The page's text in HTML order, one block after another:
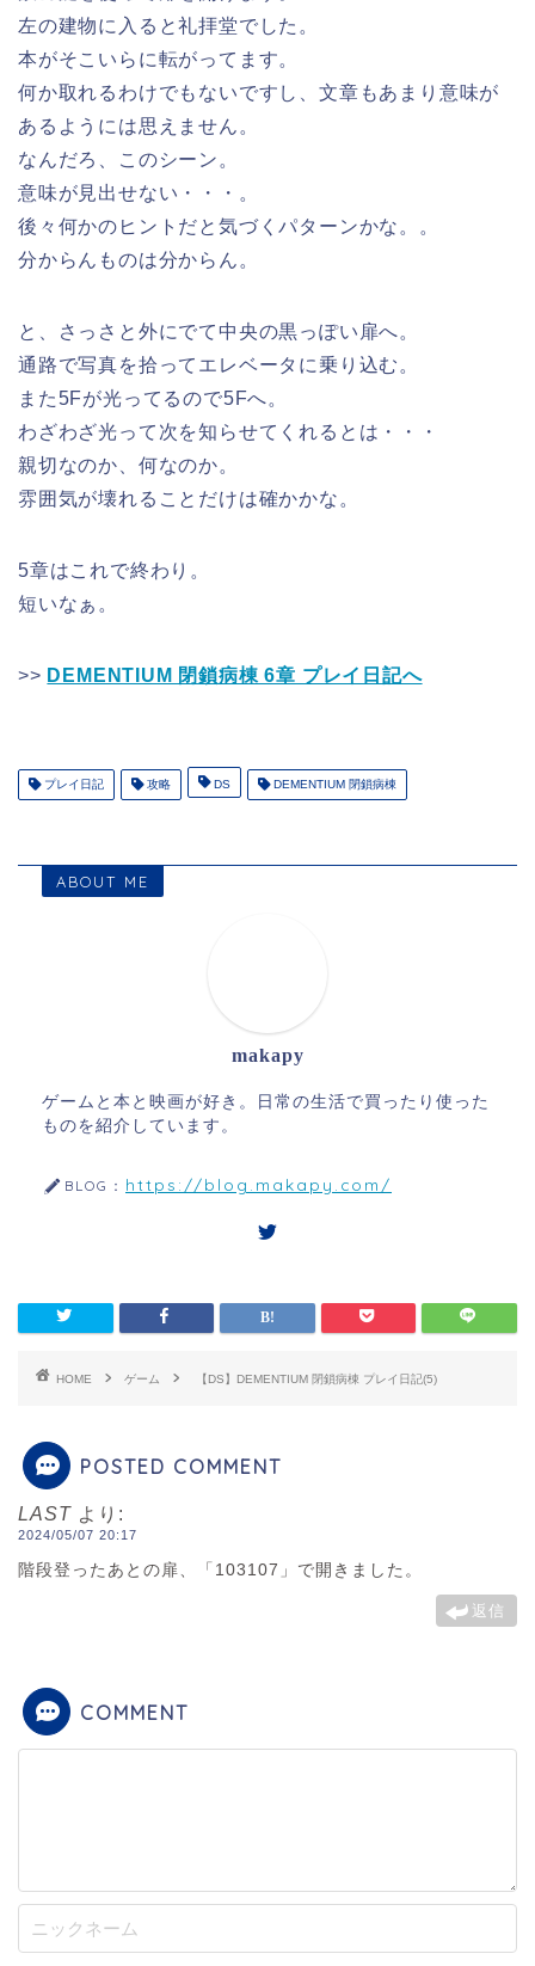
左の建物に入ると礼拝堂でした。
本がそこいらに転がってます。
何か取れるわけでもないですし、文章もあまり意味が
あるようには思えません。
なんだろ、このシーン。
意味が見出せない・・・。
後々何かのヒントだと気づくパターンかな。。
分からんものは分からん。
と、さっさと外にでて中央の黒っぽい扉へ。
通路で写真を拾ってエレベータに乗り込む。
また5Fが光ってるので5Fへ。
わざわざ光って次を知らせてくれるとは・・・
親切なのか、何なのか。
雰囲気が壊れることだけは確かかな。
5章はこれで終わり。
短いなぁ。
>> DEMENTIUM 閉鎖病棟 6章 プレイ日記へ
プレイ日記 攻略 DS DEMENTIUM 閉鎖病棟
ABOUT ME
makapy
ゲームと本と映画が好き。日常の生活で買ったり使った
ものを紹介しています。
BLOG： https://blog.makapy.com/
HOME ゲーム 【DS】DEMENTIUM 閉鎖病棟 プレイ日記(5)
POSTED COMMENT
LAST より:
2024/05/07 20:17
階段登ったあとの扉、「103107」で開きました。
返信
COMMENT